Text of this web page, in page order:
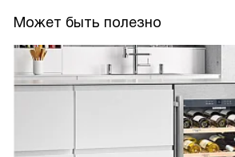
Может быть полезно